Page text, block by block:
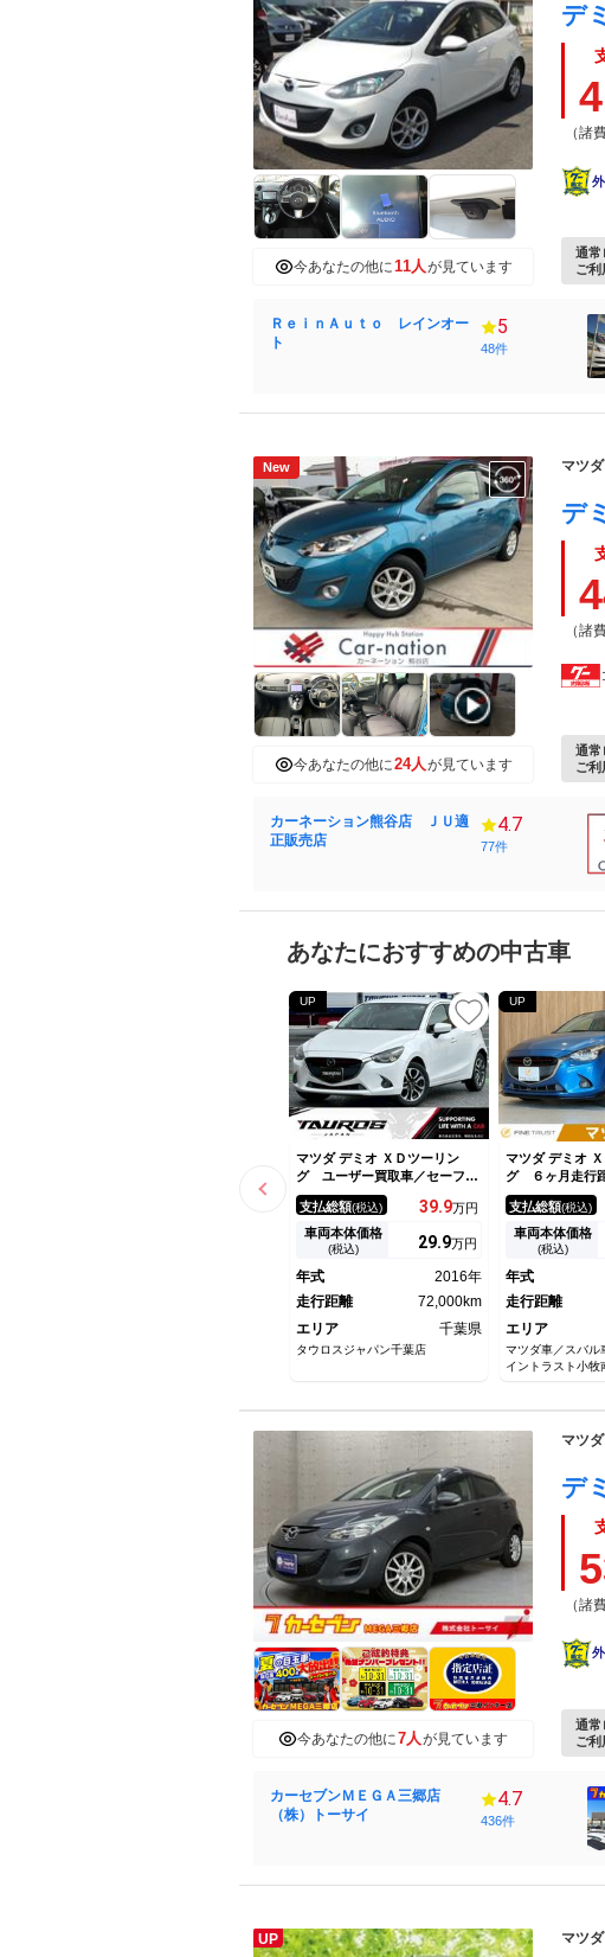
今あなたの他に11人が見ています
（諸
通常
ご利
ＲｅｉｎＡｕｔｏ レインオー
ト
5
48件
New
今あなたの他に24人が見ています
マツダ
（諸
通常
ご利
カーネーション熊谷店 ＪＵ適
正販売店
4.7
77件
あなたにおすすめの中古車
UP
マツダ デミオ ＸＤツーリン
グ ユーザー買取車／セーフテ
ィＰＫＧ／誤発信抑制／衝突軽
減ブレーキ／ＬＥＤヘッドライ
ト／ブラインドスポットモニタ
ー／ユピテル製レーダー探知機
ートゥース接続／シートヒータ
ー
支払総額(税込) 39.9万円
車両本体価格
(税込) 29.9万円
年式
2016年
走行距離
72,000km
エリア
千葉県
タウロスジャパン千葉店
UP
マツダ デミオ
グ ６ヶ月走行
付 ６速ＭＴ
煙車 クルーズ
衝突軽減ブレー
ーナビ レーン
デジテレビ Ｂ
ｈ ＬＥＤ
支払総額(税込)
車両本体価格
(税込)
年式
走行距離
エリア
マツダ車／スバ
イントラスト小牧
今あなたの他に7人 が見ています
マツダ
（諸
通常
ご利
カーセブンＭＥＧＡ三郷店
（株）トーサイ
4.7
436件
UP マツダ